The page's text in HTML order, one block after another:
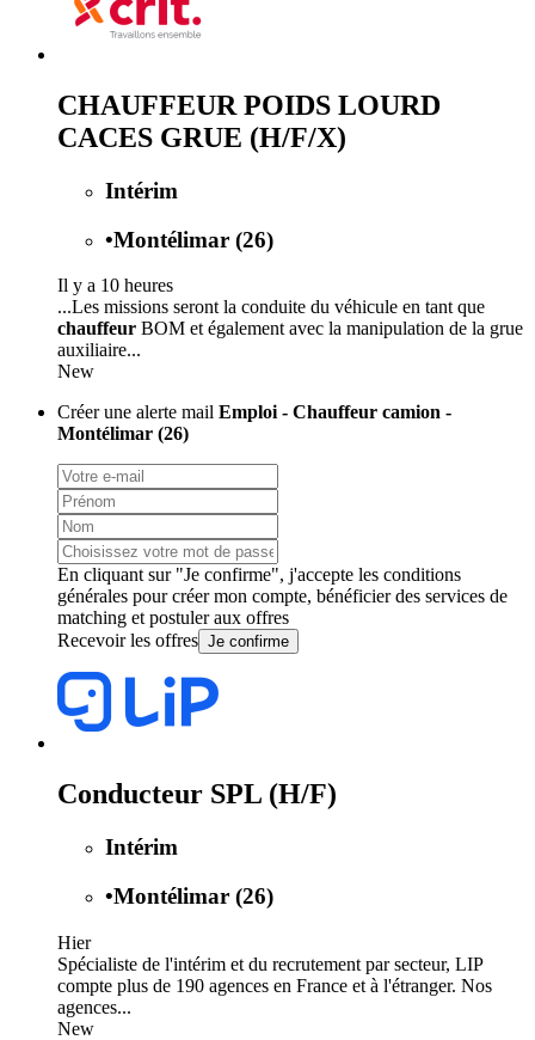
CHAUFFEUR POIDS LOURD
CACES GRUE (H/F/X)
Intérim
•Montélimar (26)
Il y a 10 heures
...Les missions seront la conduite du véhicule en tant que
chauffeur BOM et également avec la manipulation de la grue
auxiliaire...
New
Créer une alerte mail Emploi - Chauffeur camion -
Montélimar (26)
En cliquant sur "Je confirme", j'accepte les conditions
générales pour créer mon compte, bénéficier des services de
matching et postuler aux offres
Recevoir les offres Je confirme
Conducteur SPL (H/F)
Intérim
•Montélimar (26)
Hier
Spécialiste de l'intérim et du recrutement par secteur, LIP
compte plus de 190 agences en France et à l'étranger. Nos
agences...
New